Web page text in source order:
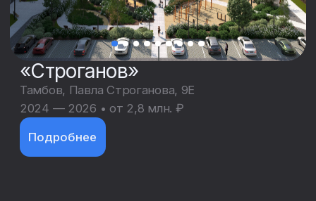
«Волна»
Воронеж, Артамонова, 34ж
2024 — 2026 • от 2,5 млн. ₽